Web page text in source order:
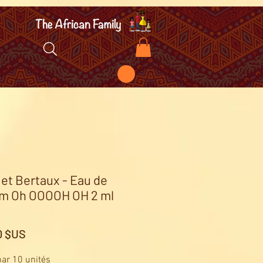
Bertaux - Eau de
Oh OOOOH OH 2 ml
$US
10 unités